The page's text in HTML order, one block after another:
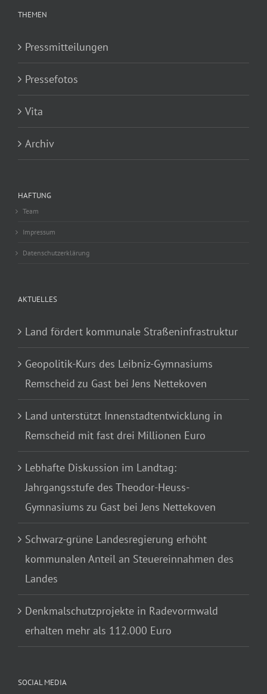
THEMEN
Pressmitteilungen
Pressefotos
Vita
Archiv
HAFTUNG
Team
Impressum
Datenschutzerklärung
AKTUELLES
Land fördert kommunale Straßeninfrastruktur
Geopolitik-Kurs des Leibniz-Gymnasiums
Remscheid zu Gast bei Jens Nettekoven
Land unterstützt Innenstadtentwicklung in
Remscheid mit fast drei Millionen Euro
Lebhafte Diskussion im Landtag:
Jahrgangsstufe des Theodor-Heuss-
Gymnasiums zu Gast bei Jens Nettekoven
Schwarz-grüne Landesregierung erhöht
kommunalen Anteil an Steuereinnahmen des
Landes
Denkmalschutzprojekte in Radevormwald
erhalten mehr als 112.000 Euro
SOCIAL MEDIA